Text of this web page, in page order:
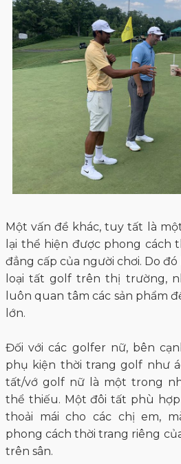
Một vấn đề khác, tuy tất là
lại thể hiện được phong cách
đẳng cấp của người chơi. Do
loại tất golf trên thị trường,
luôn quan tâm các sản phẩm
lớn.
Đối với các golfer nữ, bên
phụ kiện thời trang golf như
tất/vớ golf nữ là một trong
thể thiếu. Một đôi tất phù
thoải mái cho các chị em,
phong cách thời trang riêng
trên sân.